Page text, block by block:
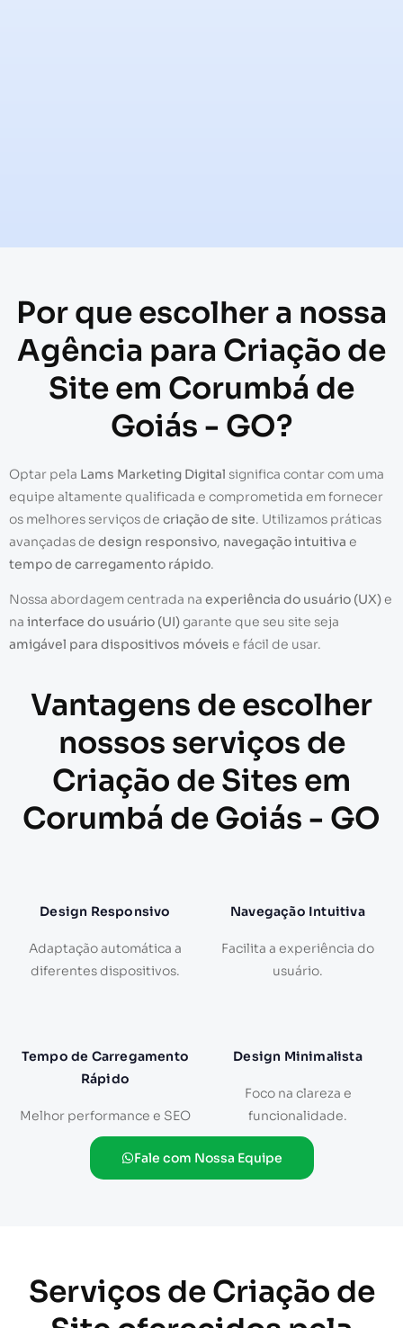
Por que escolher a nossa
Agência para Criação de
Site em Corumbá de
Goiás - GO?
Optar pela Lams Marketing Digital significa contar com uma
equipe altamente qualificada e comprometida em fornecer
os melhores serviços de criação de site. Utilizamos práticas
avançadas de design responsivo, navegação intuitiva e
tempo de carregamento rápido.
Nossa abordagem centrada na experiência do usuário (UX)e
na interface do usuário (UI)garante que seu site seja
amigável para dispositivos móveis e fácil de usar.
Vantagens de escolher
nossos serviços de
Criação de Sites em
Corumbá de Goiás - GO
Design Responsivo
Adaptação automática a
diferentes dispositivos.
Navegação Intuitiva
Facilita a experiência do
usuário.
Tempo de Carregamento
Rápido
Melhor performance e SEO
Design Minimalista
Foco na clareza e
funcionalidade.
Fale com Nossa Equipe
Serviços de Criação de